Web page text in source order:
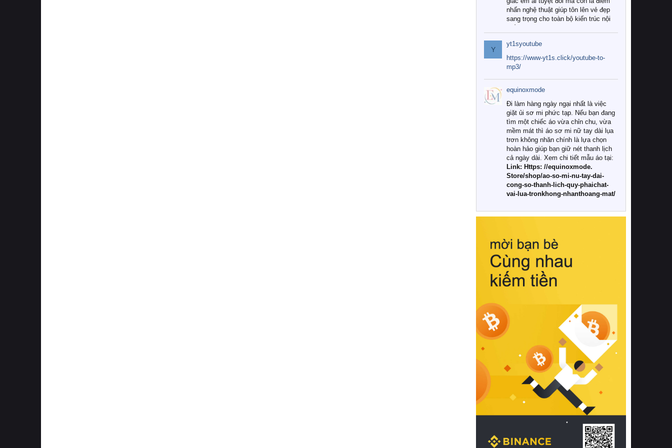
nhấn nghệ thuật giúp tôn lên vẻ đẹp
sang trọng cho toàn bộ kiến trúc nội
Tuy nhiên, giữa thị trường đa dạng
với vô vàn thương hiệu và mẫu mã
như hiện nay, làm thế nào để chọn
được những bộ chăn ga gối đệm cao
cấp thực sự chất lượng, phù hợp với
khí hậu và nhu cầu sử dụng của gia
đình? Hãy cùng chúng tôi đi tìm lời
giải đáp chi tiết qua bài viết dưới đây.
1. Tại sao các gia đình hiện đại lại ưa
chuộng chăn ga gối đệm cao cấp?
Khác với các dòng sản phẩm thông
thường, những bộ chăn ga gối đệm
cao cấp trải qua quy trình sản xuất
nghiêm ngặt từ khâu chọn lọc nguyên
liệu tự nhiên đến công nghệ dệt
nhuộm hiện đại không chứa hóa chất
này, bạn sẽ cảm nhận rõ rệt sự khác
hồi chuẩn xác của phần đệm nâng đỡ
cột sống.
Bên cạnh đó, việc lựa chọn các dòng
sản phẩm đạt chuẩn chất lượng quốc
tế còn giúp ngăn ngừa tình trạng kích
khuẩn và nấm mốc trong điều kiện
thời tiết nóng ẩm. Bạn có thể tìm hiểu
thêm các nghiên cứu khoa học về tác
động của giấc ngủ và môi trường
phòng ngủ đối với sức khỏe con
người tại Sleep Foundation (External
Link) để có cái nhìn toàn diện hơn.
2. Các tiêu chí vàng khi lựa chọn
chăn ga gối đệm cao cấp cho phòng
ngủ
Để sở hữu một bộ chăn ga gối đệm
cao cấp hoàn hảo cả về thẩm mỹ lẫn
công năng, người tiêu dùng cần cân
nhắc kỹ lưỡng các tiêu chí quan trọng
Y
yt1syoutube
https://www-yt1s.click/youtube-to-
mp3/
equinoxmode
Đi làm hàng ngày ngại nhất là việc
giặt ủi sơ mi phức tạp. Nếu bạn đang
tìm một chiếc áo vừa chỉn chu, vừa
mềm mát thì áo sơ mi nữ tay dài lụa
trơn không nhăn chính là lựa chọn
hoàn hảo giúp bạn giữ nét thanh lịch
cả ngày dài. Xem chi tiết mẫu áo tại:
Link: Https: //equinoxmode.
Store/shop/ao-so-mi-nu-tay-dai-
cong-so-thanh-lich-quy-phaichat-
vai-lua-tronkhong-nhanthoang-mat/